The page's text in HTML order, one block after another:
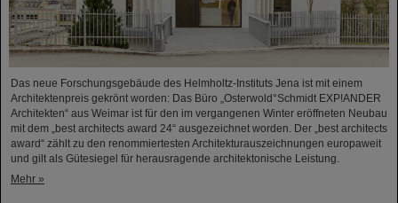
Das neue Forschungsgebäude des Helmholtz-Instituts Jena ist mit einem
Architektenpreis gekrönt worden: Das Büro „Osterwold°Schmidt EXP!ANDER
Architekten“ aus Weimar ist für den im vergangenen Winter eröffneten Neubau
mit dem „best architects award 24“ ausgezeichnet worden. Der „best architects
award“ zählt zu den renommiertesten Architekturauszeichnungen europaweit
und gilt als Gütesiegel für herausragende architektonische Leistung.
Mehr »